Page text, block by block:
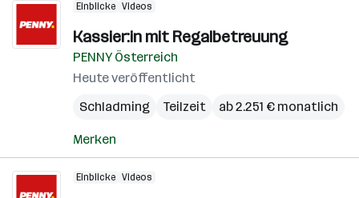
Einblicke Videos
Kassier:in mit Regalbetreuung
PENNY Österreich
Heute veröffentlicht
Schladming
Teilzeit ab 2.251 € monatlich
Merken
Einblicke Videos